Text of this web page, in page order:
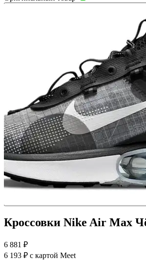
Кроссовки Nike Air Max
6 881 ₽
6 193 ₽ с картой Meet